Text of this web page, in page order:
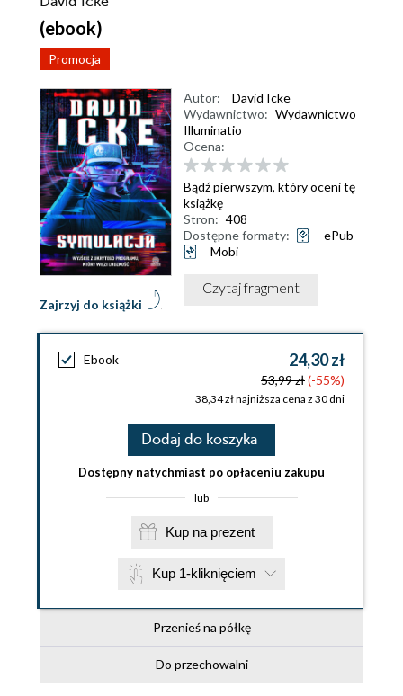
(ebook)
Promocja
Zajrzyj do książki
Autor:
David Icke
Wydawnictwo: Wydawnictwo
Illuminatio
Ocena:
Bądź pierwszym, który oceni tę
książkę
Stron: 408
Dostępne formaty:
ePub
Mobi
Czytaj fragment
Ebook 24,30 zł
53,99 zł(-55%)
38,34 zł najniższa cena z 30 dni
Dodaj do koszyka
Dostępny natychmiast po opłaceniu zakupu
lub
Kup na prezent
Kup 1-kliknięciem
Przenieś na półkę
Do przechowalni